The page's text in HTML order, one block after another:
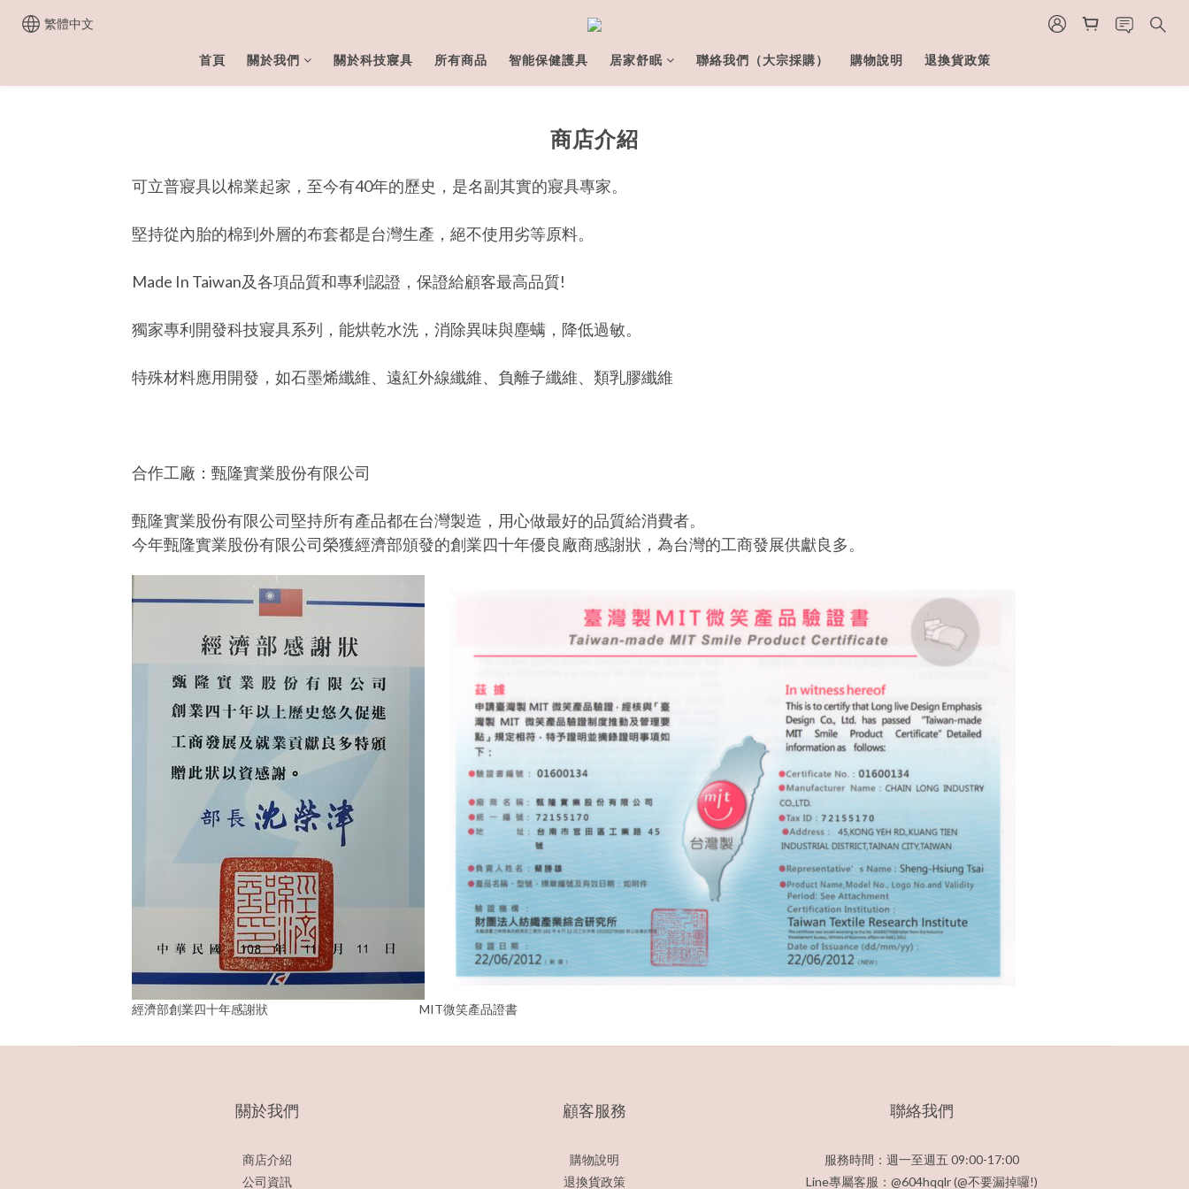
繁體中文
首頁 關於我們 關於科技寢具 所有商品 智能保健護具 居家舒眠 聯絡我們（大宗採購） 購物說明 退換貨政策
商店介紹
可立普寢具以棉業起家，至今有40年的歷史，是名副其實的寢具專家。
堅持從內胎的棉到外層的布套都是台灣生產，絕不使用劣等原料。
Made In Taiwan及各項品質和專利認證，保證給顧客最高品質!
獨家專利開發科技寢具系列，能烘乾水洗，消除異味與塵螨，降低過敏。
特殊材料應用開發，如石墨烯纖維、遠紅外線纖維、負離子纖維、類乳膠纖維
合作工廠：甄隆實業股份有限公司
甄隆實業股份有限公司堅持所有產品都在台灣製造，用心做最好的品質給消費者。
今年甄隆實業股份有限公司榮獲經濟部頒發的創業四十年優良廠商感謝狀，為台灣的工商發展供獻良多。
經濟部創業四十年感謝狀 MIT微笑產品證書
關於我們
商店介紹
公司資訊
顧客服務
購物說明
退換貨政策
聯絡我們
服務時間：週一至週五 09:00-17:00
Line專屬客服：@604hqqlr (@不要漏掉囉!)